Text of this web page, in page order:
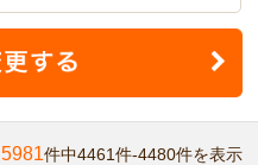
5981件中4461件-4480件を表示